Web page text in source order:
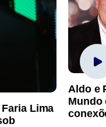
Lima
Aldo e
Mundo